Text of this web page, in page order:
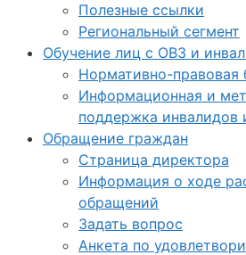
Полезные ссылки
Региональный сегмент
Обучение лиц с ОВЗ и
Нормативно-правовая
Информационная и
поддержка инвалидов
Обращение граждан
Страница директора
Информация о ходе
обращений
Задать вопрос
Анкета по